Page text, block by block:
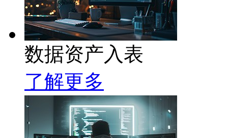
数据资产入表
了解更多